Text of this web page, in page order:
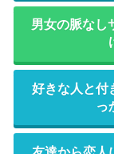
男女の脈なし
好きな人と付
っ